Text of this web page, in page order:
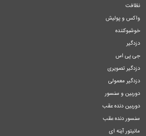
نظافت
واکس و پولیش
خوشبوکننده
دزدگیر
جی پی اس
دزدگیر تصویری
دزدگیر معمولی
دوربین و سنسور
دوربین دنده عقب
سنسور دنده عقب
مانیتور آینه ای